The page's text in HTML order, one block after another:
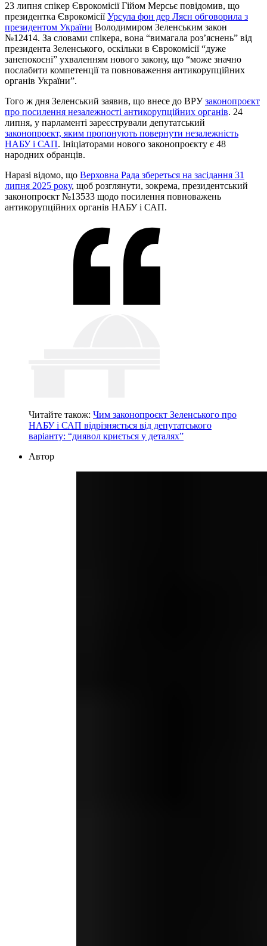
23 липня спікер Єврокомісії Гійом Мерсьє повідомив, що
президентка ЄврокомісіїУрсула фон дер Ляєн обговорила з
президентом України Володимиром Зеленським закон
№12414. За словами спікера, вона “вимагала розʼяснень” від
президента Зеленського, оскільки в Єврокомісії “дуже
занепокоєні” ухваленням нового закону, що “може значно
послабити компетенції та повноваження антикорупційних
органів України”.
Того ж дня Зеленський заявив, що внесе до ВРУзаконопроєкт
про посилення незалежності антикорупційних органів. 24
липня, у парламенті зареєстрували депутатський
законопроєкт, яким пропонують повернути незалежність
НАБУ і САП. Ініціаторами нового законопроєкту є 48
народних обранців.
Наразі відомо, що Верховна Рада збереться на засідання 31
липня 2025 року, щоб розглянути, зокрема, президентський
законопроєкт №13533 щодо посилення повноважень
антикорупційних органів НАБУ і САП.
Читайте також: Чим законопроєкт Зеленського про
НАБУ і САП відрізняється від депутатського
варіанту: “диявол криється у деталях”
Автор